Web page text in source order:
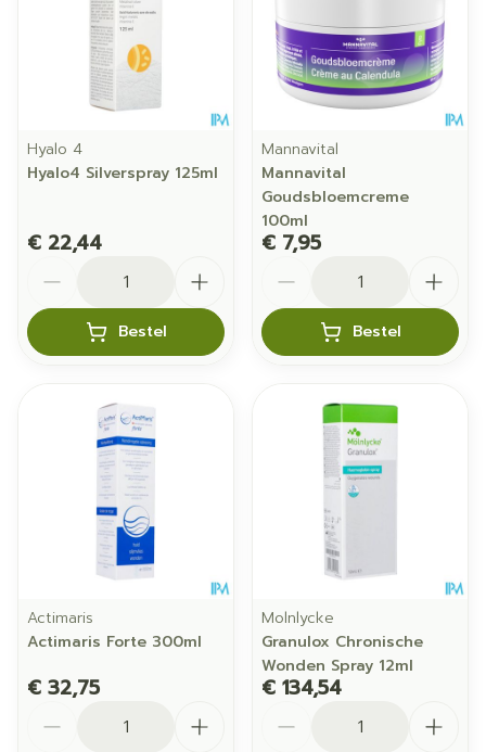
Hyalo 4
Hyalo4 Silverspray 125ml
€ 22,44
Bestel
Mannavital
Mannavital
Goudsbloemcreme
100ml
€ 7,95
Bestel
Actimaris
Actimaris Forte 300ml
€ 32,75
Molnlycke
Granulox Chronische
Wonden Spray 12ml
€ 134,54